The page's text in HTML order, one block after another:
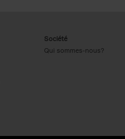
Société
Qui sommes-nous?